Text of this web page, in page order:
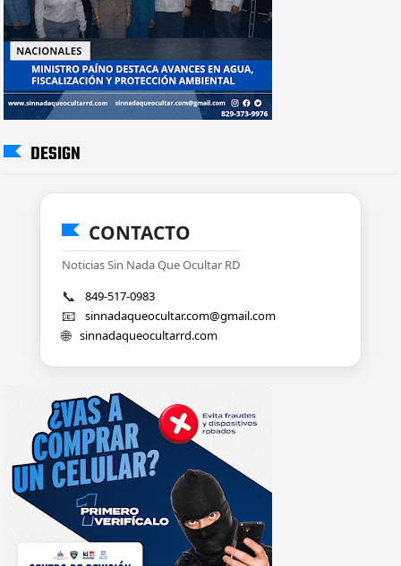
DESIGN
CONTACTO
Noticias Sin Nada Que Ocultar RD
📞 849-517-0983
📧 sinnadaqueocultar.com@gmail.com
🌐 sinnadaqueocultarrd.com